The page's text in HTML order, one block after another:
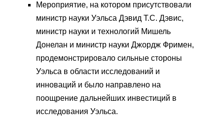
Мероприятие, на котором присутствовали
министр науки Уэльса Дэвид Т.С. Дэвис,
министр науки и технологий Мишель
Донелан и министр науки Джордж Фримен,
продемонстрировало сильные стороны
Уэльса в области исследований и
инноваций и было направлено на
поощрение дальнейших инвестиций в
исследования Уэльса.